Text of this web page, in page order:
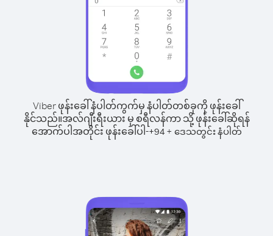
Viber ဖုန်းခေါ်နံပါတ်ကွက်မှ နံပါတ်တစ်ခုကို ဖုန်းခေါ်
နိုင်သည်။အလ်ဂျီးရီးယား မှ စရီလန်ကာ သို့ ဖုန်းခေါ်ဆိုရန်
အောက်ပါအတိုင်း ဖုန်းခေါ်ပါ-+94+ ဒေသတွင်း နံပါတ်